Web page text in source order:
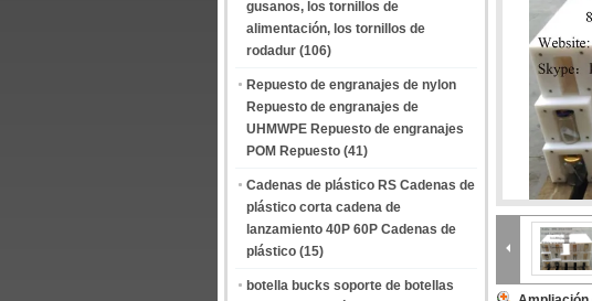
gusanos, los tornillos de
alimentación, los tornillos de
rodadur (106)
Repuesto de engranajes de nylon
Repuesto de engranajes de
UHMWPE Repuesto de engranajes
POM Repuesto (41)
Cadenas de plástico RS Cadenas de
plástico corta cadena de
lanzamiento 40P 60P Cadenas de
plástico (15)
botella bucks soporte de botellas